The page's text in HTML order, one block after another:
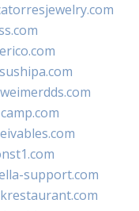
support.com